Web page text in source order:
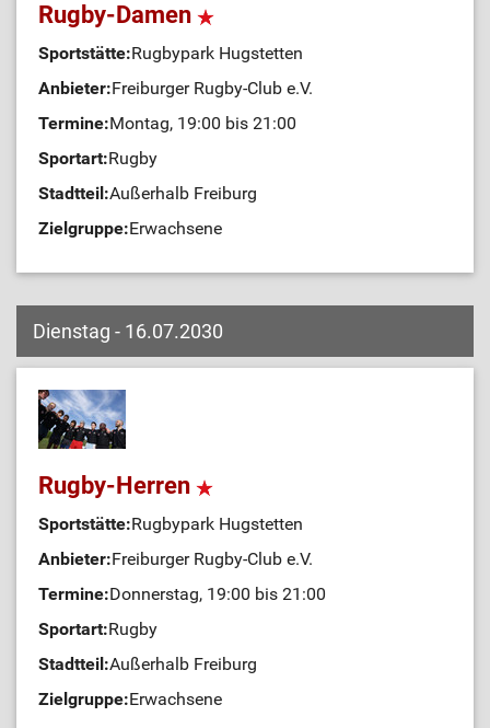
Rugby-Damen
Sportstätte:Rugbypark Hugstetten
Anbieter:Freiburger Rugby-Club e.V.
Termine:Montag, 19:00 bis 21:00
Sportart:Rugby
Stadtteil:Außerhalb Freiburg
Zielgruppe:Erwachsene
Dienstag - 16.07.2030
Rugby-Herren
Sportstätte:Rugbypark Hugstetten
Anbieter:Freiburger Rugby-Club e.V.
Termine:Donnerstag, 19:00 bis 21:00
Sportart:Rugby
Stadtteil:Außerhalb Freiburg
Zielgruppe:Erwachsene